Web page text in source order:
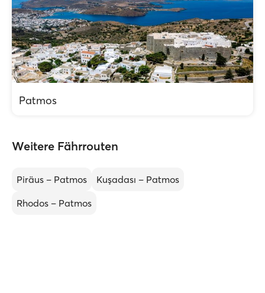
Patmos
Weitere Fährrouten
Piräus – Patmos
Kuşadası – Patmos
Rhodos – Patmos